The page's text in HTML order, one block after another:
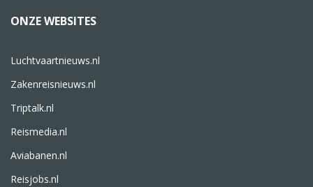
ONZE WEBSITES
Luchtvaartnieuws.nl
Zakenreisnieuws.nl
Triptalk.nl
Reismedia.nl
Aviabanen.nl
Reisjobs.nl